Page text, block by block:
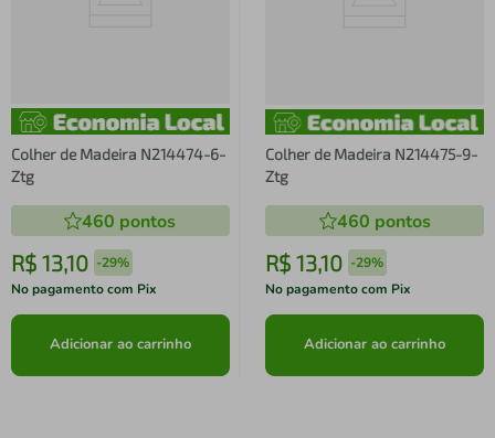
Colher de Madeira N214474-6-
Ztg
460 pontos
R$ 13,10 -29%
No pagamento com Pix
Adicionar ao carrinho
Colher de Madeira N214475-9-
Ztg
460 pontos
R$ 13,10 -29%
No pagamento com Pix
Adicionar ao carrinho